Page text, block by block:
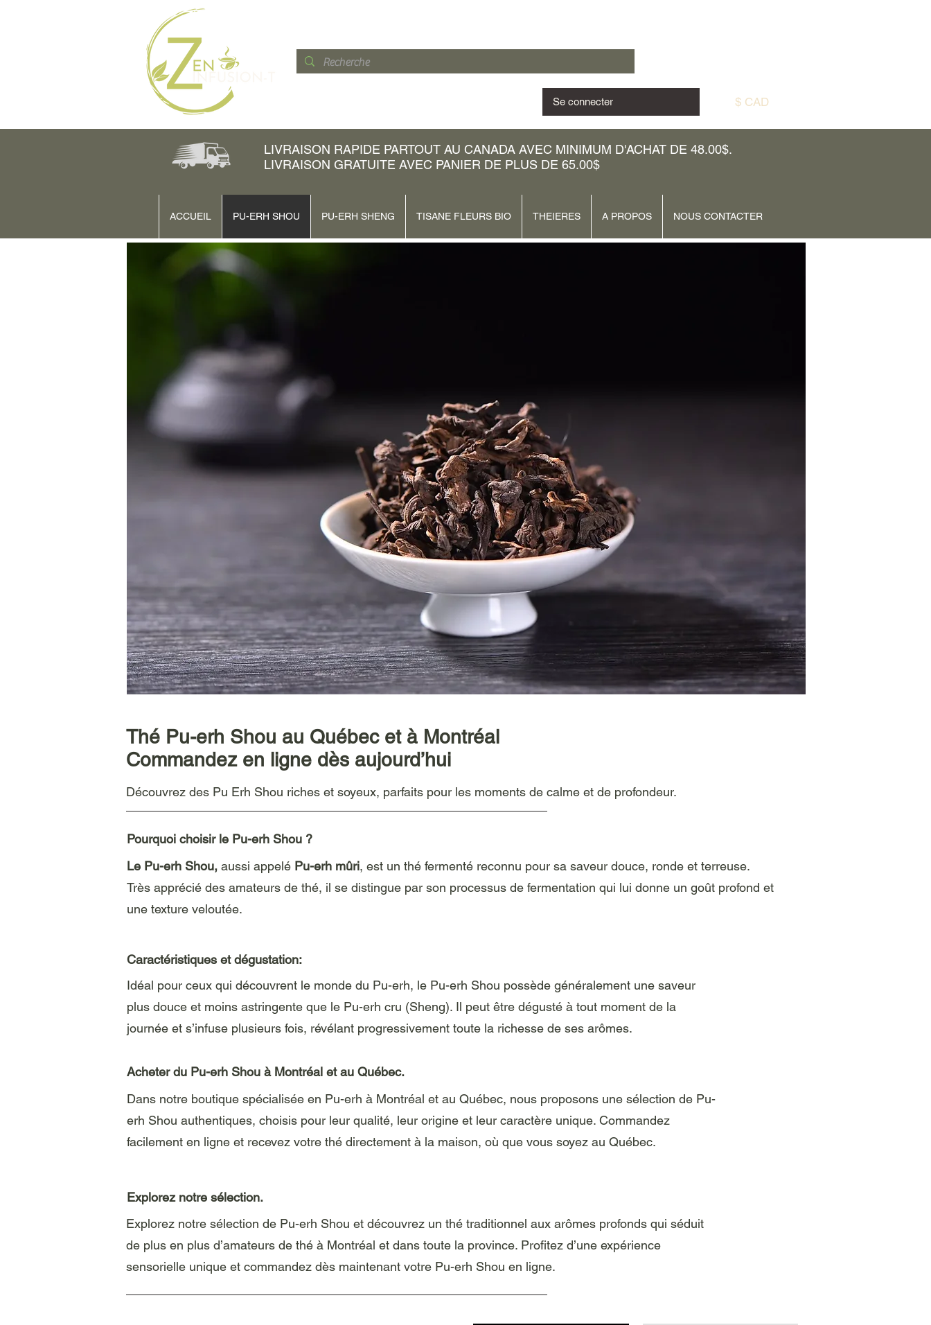
Se connecter $ CAD
LIVRAISON RAPIDE PARTOUT AU CANADA AVEC MINIMUM D'ACHAT DE 48.00$.
LIVRAISON GRATUITE AVEC PANIER DE PLUS DE 65.00$
ACCUEIL PU-ERH SHOU PU-ERH SHENG TISANE FLEURS BIO THEIERES A PROPOS NOUS CONTACTER
Thé Pu-erh Shou au Québec et à Montréal
Commandez en ligne dès aujourd’hui
Découvrez des Pu Erh Shou riches et soyeux, parfaits pour les moments de calme et de profondeur.
Pourquoi choisir le Pu-erh Shou ?
Le Pu-erh Shou, aussi appelé Pu-erh mûri, est un thé fermenté reconnu pour sa saveur douce, ronde et terreuse.
Très apprécié des amateurs de thé, il se distingue par son processus de fermentation qui lui donne un goût profond et
une texture veloutée.
Caractéristiques et dégustation:
Idéal pour ceux qui découvrent le monde du Pu-erh, le Pu-erh Shou possède généralement une saveur
plus douce et moins astringente que le Pu-erh cru (Sheng). Il peut être dégusté à tout moment de la
journée et s’infuse plusieurs fois, révélant progressivement toute la richesse de ses arômes.
Acheter du Pu-erh Shou à Montréal et au Québec.
Dans notre boutique spécialisée en Pu-erh à Montréal et au Québec, nous proposons une sélection de Pu-
erh Shou authentiques, choisis pour leur qualité, leur origine et leur caractère unique. Commandez
facilement en ligne et recevez votre thé directement à la maison, où que vous soyez au Québec.
Explorez notre sélection.
Explorez notre sélection de Pu-erh Shou et découvrez un thé traditionnel aux arômes profonds qui séduit
de plus en plus d’amateurs de thé à Montréal et dans toute la province. Profitez d’une expérience
sensorielle unique et commandez dès maintenant votre Pu-erh Shou en ligne.